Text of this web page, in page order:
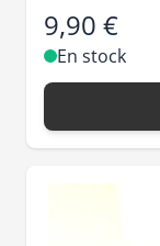
9,90 €
En stock